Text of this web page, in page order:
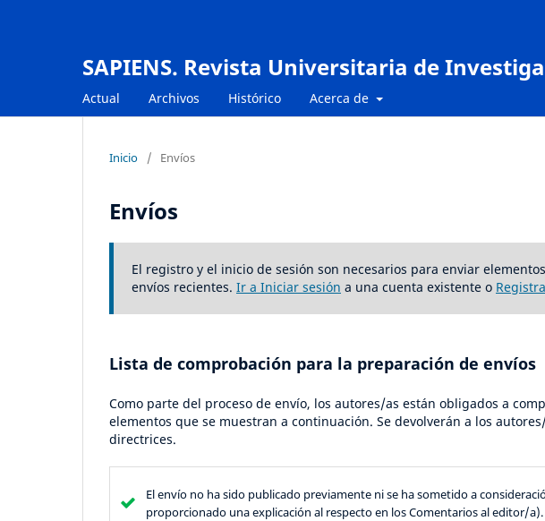
SAPIENS. Revista Universitaria de
Actual Archivos Histórico Acerca de
Inicio / Envíos
Envíos
El registro y el inicio de sesión son necesarios para enviar
envíos recientes. Ir a Iniciar sesión a una cuenta existente o
Lista de comprobación para la preparación de envíos
Como parte del proceso de envío, los autores/as están obligados a
elementos que se muestran a continuación. Se devolverán a los
directrices.
El envío no ha sido publicado previamente ni se ha sometido a
proporcionado una explicación al respecto en los Comentarios al editor/a).